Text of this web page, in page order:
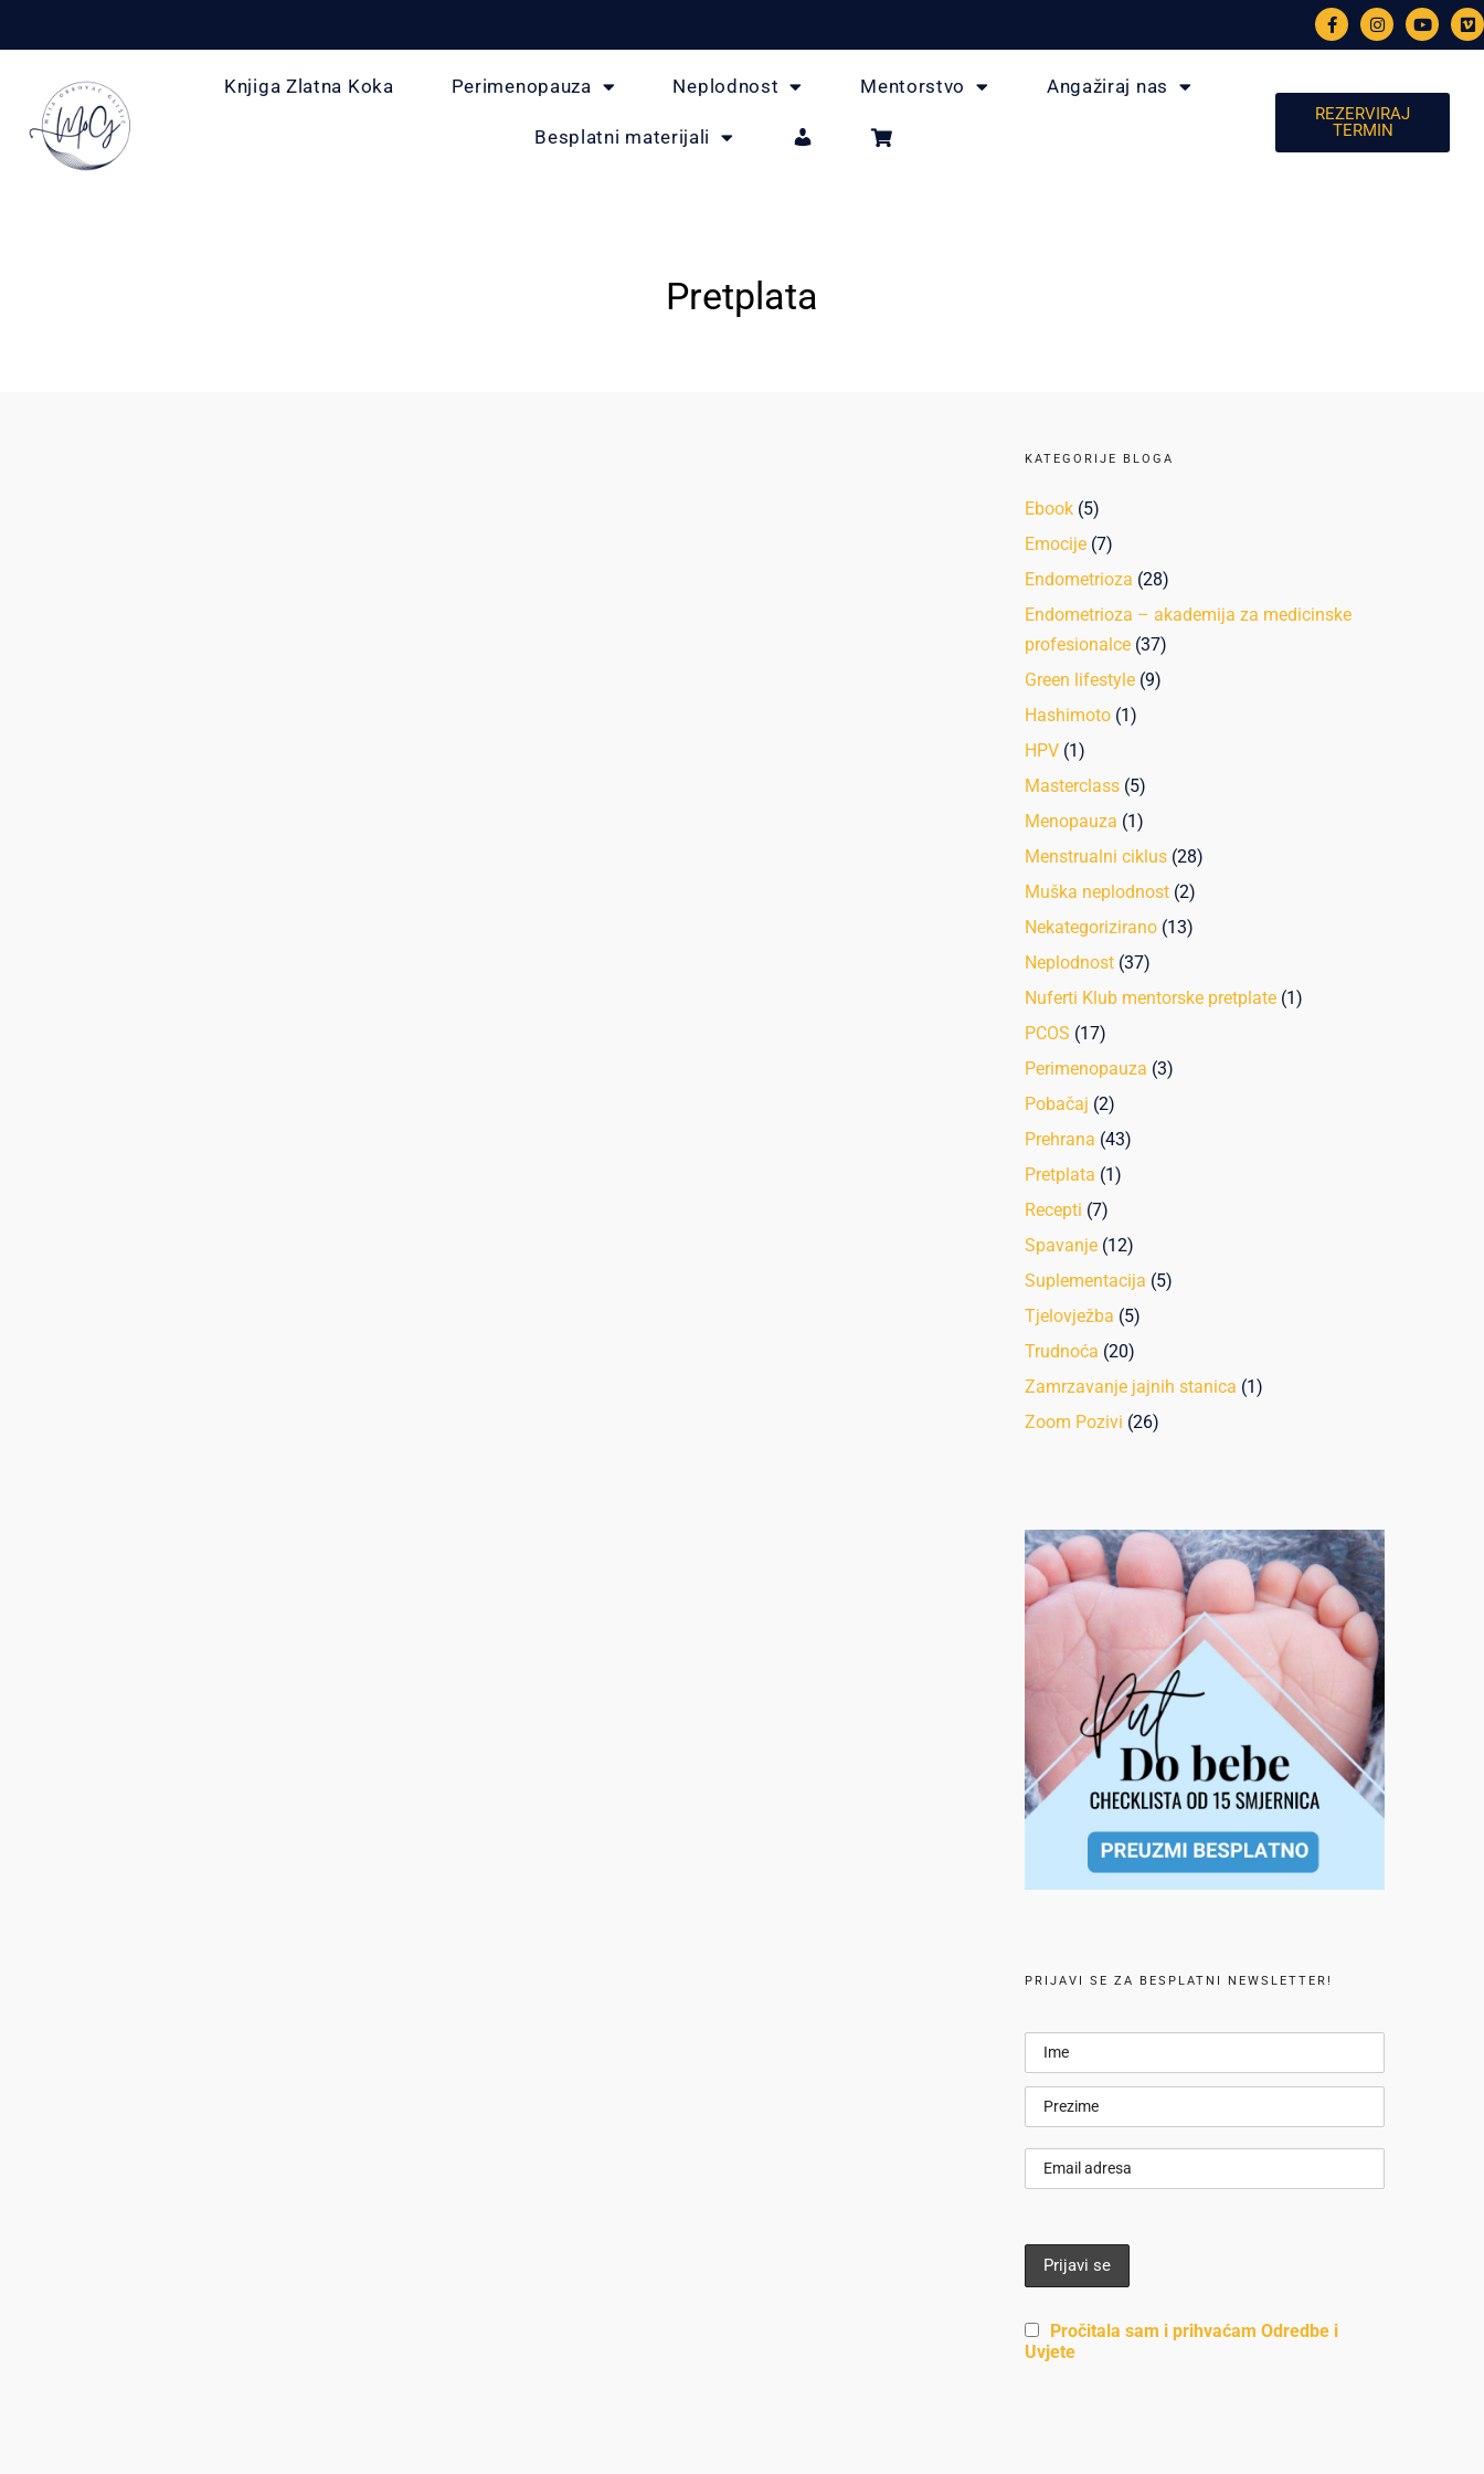
Knjiga Zlatna Koka Perimenopauza Neplodnost Mentorstvo Angažiraj nas
Besplatni materijali
REZERVIRAJ
TERMIN
Pretplata
KATEGORIJE BLOGA
Ebook (5)
Emocije (7)
Endometrioza (28)
Endometrioza – akademija za medicinske
profesionalce (37)
Green lifestyle (9)
Hashimoto (1)
HPV (1)
Masterclass (5)
Menopauza (1)
Menstrualni ciklus (28)
Muška neplodnost (2)
Nekategorizirano (13)
Neplodnost (37)
Nuferti Klub mentorske pretplate (1)
PCOS (17)
Perimenopauza (3)
Pobačaj (2)
Prehrana (43)
Pretplata (1)
Recepti (7)
Spavanje (12)
Suplementacija (5)
Tjelovježba (5)
Trudnoća (20)
Zamrzavanje jajnih stanica (1)
Zoom Pozivi (26)
PRIJAVI SE ZA BESPLATNI NEWSLETTER!
Pročitala sam i prihvaćam Odredbe i
Uvjete